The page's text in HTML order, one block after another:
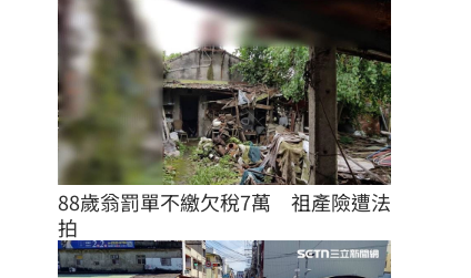
88歲翁罰單不繳欠稅7萬　祖產險遭法
拍